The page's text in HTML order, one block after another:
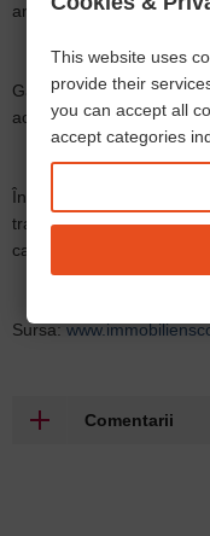
ar fi urmele de arsură,
Găurile în perete trebuie
acoperite de chiriaș când
Înainte de a pleca,
transfer
care poate solicita
Sursa:
Comentarii
This website uses
provide their
you can accept all
accept categories